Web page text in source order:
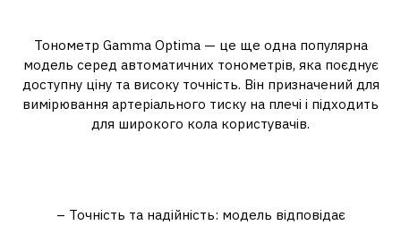
Тонометр Gamma Optima — це ще одна популярна
модель серед автоматичних тонометрів, яка поєднує
доступну ціну та високу точність. Він призначений для
вимірювання артеріального тиску на плечі і підходить
для широкого кола користувачів.
– Точність та надійність: модель відповідає